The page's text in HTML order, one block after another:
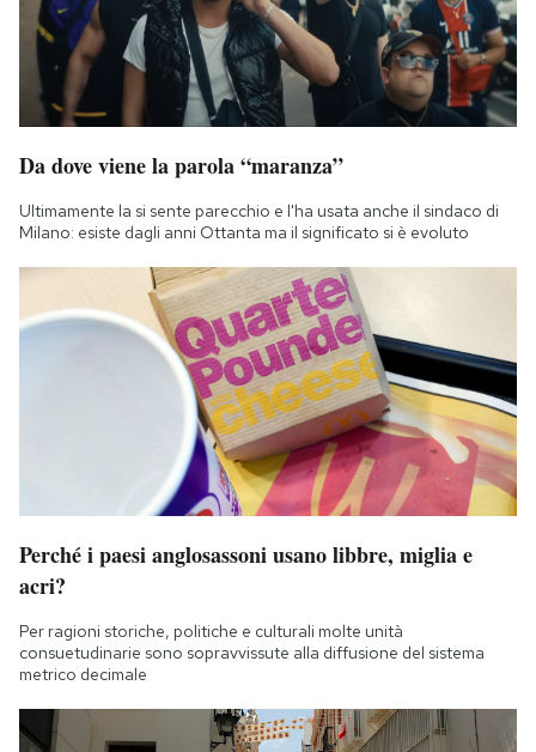
Da dove viene la parola “maranza”
Ultimamente la si sente parecchio e l'ha usata anche il sindaco di
Milano: esiste dagli anni Ottanta ma il significato si è evoluto
Perché i paesi anglosassoni usano libbre, miglia e
acri?
Per ragioni storiche, politiche e culturali molte unità
consuetudinarie sono sopravvissute alla diffusione del sistema
metrico decimale